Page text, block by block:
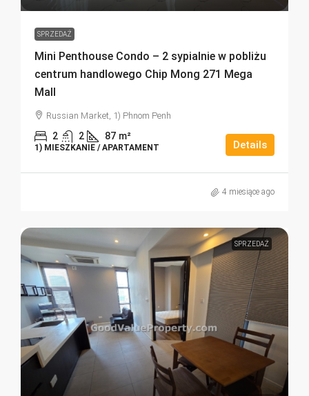
SPRZEDAŻ
Mini Penthouse Condo – 2 sypialnie w pobliżu
centrum handlowego Chip Mong 271 Mega
Mall
Russian Market, 1) Phnom Penh
2 2 87 m²
1) MIESZKANIE / APARTAMENT Details
4 miesiące ago
SPRZEDAŻ